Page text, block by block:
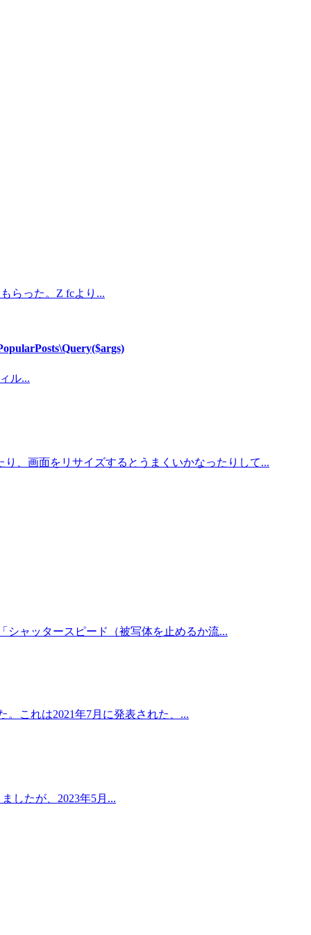
らった。Z fcより...
ル...
、画面をリサイズするとうまくいかなったりして...
シャッタースピード（被写体を止めるか流...
これは2021年7月に発表された、...
したが、2023年5月...